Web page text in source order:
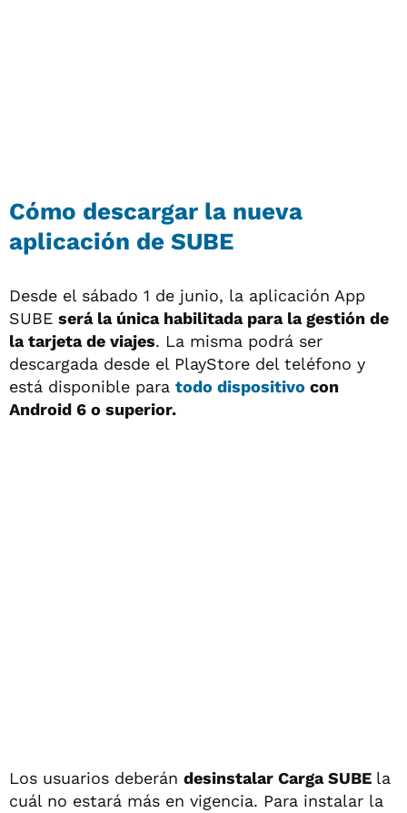
Cómo descargar la nueva
aplicación de SUBE
Desde el sábado 1 de junio, la aplicación App
SUBE será la única habilitada para la gestión de
la tarjeta de viajes. La misma podrá ser
descargada desde el PlayStore del teléfono y
está disponible para todo dispositivo con
Android 6 o superior.
Los usuarios deberán desinstalar Carga SUBE la
cuál no estará más en vigencia. Para instalar la